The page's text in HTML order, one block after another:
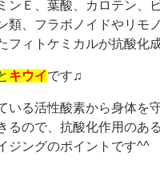
ンＥ、葉酸、カロテン、
類、フラボノイドやリモ
フィトケミカルが抗酸化
キウイです♫
いる活性酸素から身体を
るので、抗酸化作用のあ
ジングのポイントです^^